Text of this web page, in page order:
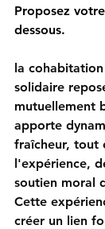
Proposez
dessous.
la
solidaire
mutuellement
apporte
fraîcheur, tout
l'expérience,
soutien moral
Cette
créer un lien